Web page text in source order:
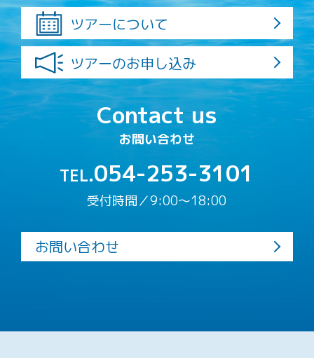
ツアーについて
ツアーのお申し込み
Contact us
お問い合わせ
TEL.054-253-3101
受付時間／9:00〜18:00
お問い合わせ